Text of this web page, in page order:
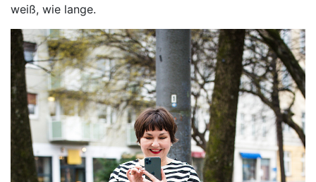
weiß, wie lange.